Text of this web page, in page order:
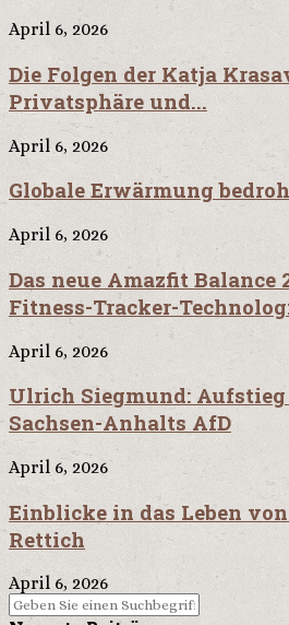
April 6, 2026
Die Folgen der Katja
Privatsphäre und...
April 6, 2026
Globale Erwärmung
April 6, 2026
Das neue Amazfit Balance
Fitness-Tracker-
April 6, 2026
Ulrich Siegmund:
Sachsen-Anhalts AfD
April 6, 2026
Einblicke in das Leben
Rettich
April 6, 2026